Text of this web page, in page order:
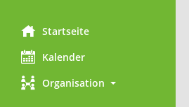
Startseite
Kalender
Organisation